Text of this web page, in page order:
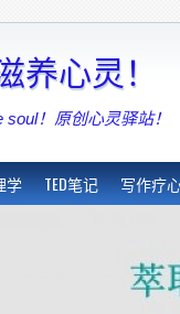
心灵！
！原创心灵驿站！
学 TED笔记 写作疗